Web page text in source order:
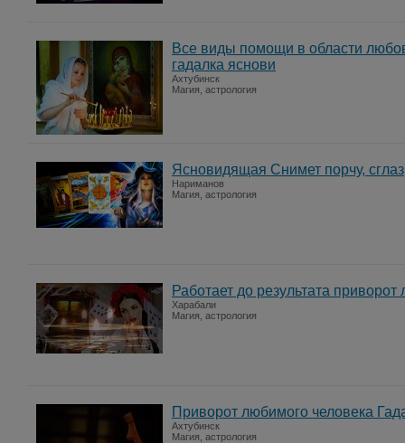
Все виды помощи в области
гадалка яснови
Ахтубинск
Магия, астрология
Ясновидящая Снимет порчу,
Нариманов
Магия, астрология
Работает до результата
Харабали
Магия, астрология
Приворот любимого человека
Ахтубинск
Магия, астрология